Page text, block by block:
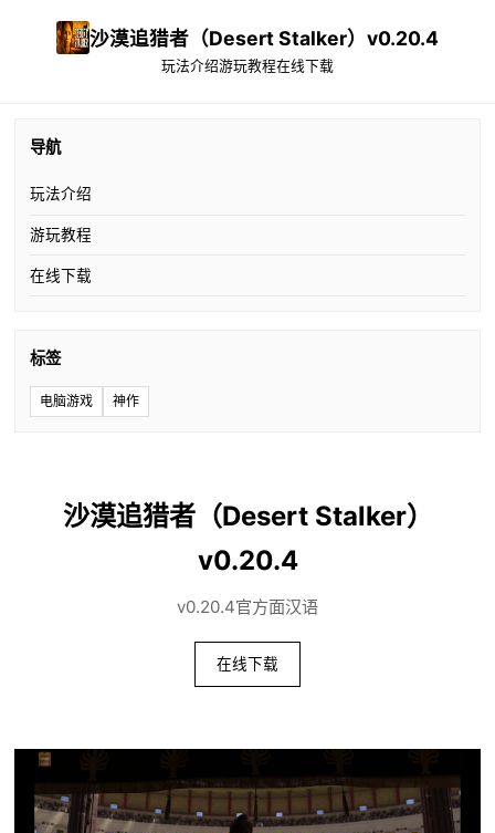
沙漠追猎者（Desert Stalker）v0.20.4
玩法介绍游玩教程在线下载
导航
玩法介绍
游玩教程
在线下载
标签
电脑游戏 神作
沙漠追猎者（Desert Stalker）
v0.20.4
v0.20.4官方面汉语
在线下载